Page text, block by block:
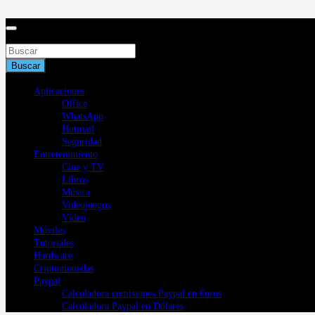
al
Buscar
Aplicaciones
Office
WhatsApp
Hotmail
Seguridad
Entretenimiento
Cine y TV
Libros
Música
Videojuegos
Vídeo
Móviles
Tutoriales
Hardware
Criptomonedas
Paypal
Calculadora comisiones Paypal en €uros
Calculadora Paypal en Dólares